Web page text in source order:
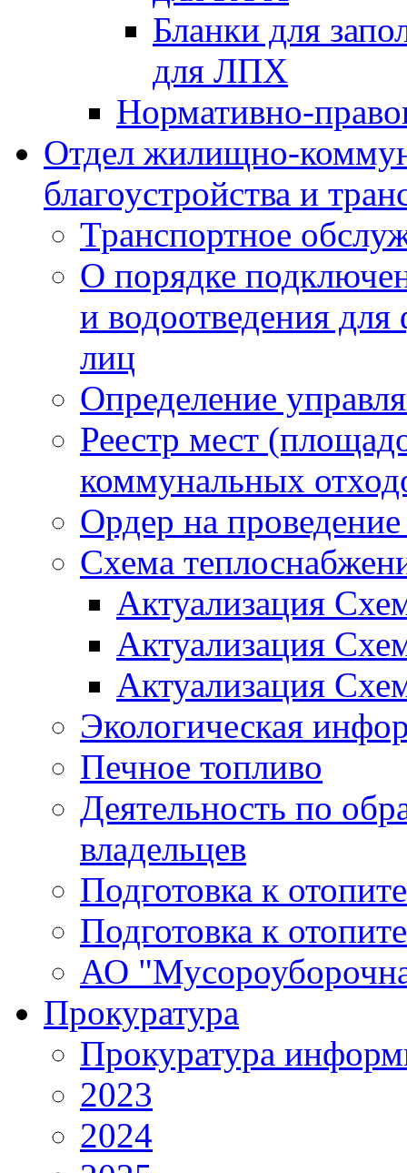
Бланки для
для ЛПХ
Нормативно-
Отдел жилищно-
благоустройства и
Транспортное
О порядке
и водоотведения
лиц
Определение
Реестр мест
коммунальных
Ордер на
Схема
Актуализация
Актуализация
Актуализация
Экологическая
Печное топливо
Деятельность по
владельцев
Подготовка к
Подготовка к
АО
Прокуратура
Прокуратура
2023
2024